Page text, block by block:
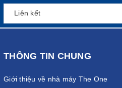
THÔNG TIN CHUNG
Giới thiệu về nhà máy The One